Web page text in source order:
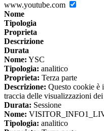
www.youtube.com
Nome
Tipologia
Proprieta
Descrizione
Durata
Nome: YSC
Tipologia: analitico
Proprieta: Terza parte
Descrizione: Questo cookie è
traccia delle visualizzazioni
Durata: Sessione
Nome:
Tipologia: analitico